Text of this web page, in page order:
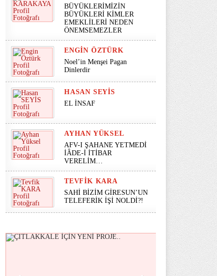
BÜYÜKLERİMİZİN
BÜYÜKLERİ KİMLER
EMEKLİLERİ NEDEN
ÖNEMSEMEZLER
ENGIN ÖZTÜRK
Noel’in Menşei Pagan
Dinlerdir
HASAN SEYİS
EL İNSAF
AYHAN YÜKSEL
AFV-I ŞAHANE YETMEDİ
İÂDE-İ İTİBAR
VERELİM…
TEVFIK KARA
SAHİ BİZİM GİRESUN’UN
TELEFERİK İŞİ NOLDİ?!